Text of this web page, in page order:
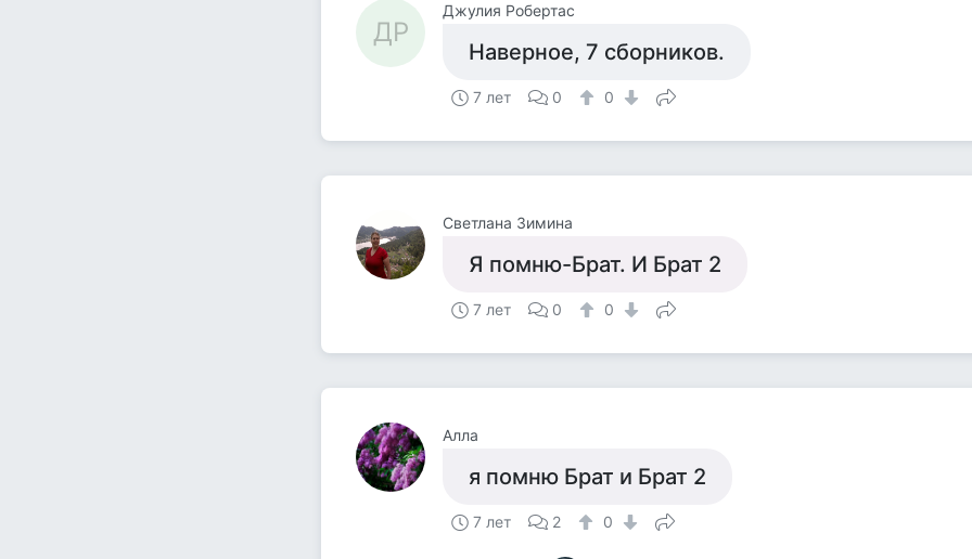
ДР
Джулия Робертас
Наверное, 7 сборников.
7 лет 0 0
Светлана Зимина
Я помню-Брат. И Брат 2
7 лет 0 0
Алла
я помню Брат и Брат 2
7 лет 2 0